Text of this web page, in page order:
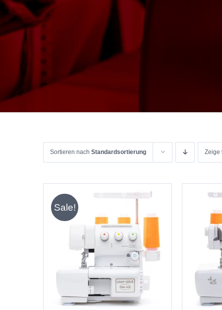
Sortieren nach Standardsortierung Zeige
Sale!
IN DEN WARENKORB
/
DETAILS
IN